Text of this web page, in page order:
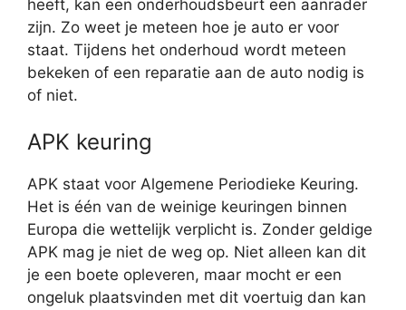
heeft, kan een onderhoudsbeurt een aanrader
zijn. Zo weet je meteen hoe je auto er voor
staat. Tijdens het onderhoud wordt meteen
bekeken of een reparatie aan de auto nodig is
of niet.
APK keuring
APK staat voor Algemene Periodieke Keuring.
Het is één van de weinige keuringen binnen
Europa die wettelijk verplicht is. Zonder geldige
APK mag je niet de weg op. Niet alleen kan dit
je een boete opleveren, maar mocht er een
ongeluk plaatsvinden met dit voertuig dan kan